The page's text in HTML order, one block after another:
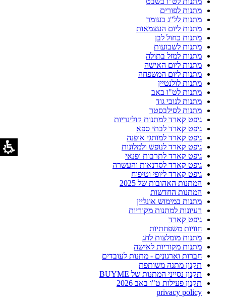
מתנות לפורים
מתנות לל"ג בעומר
מתנות ליום העצמאות
מתנות כחול לבן
מתנות לשבועות
מתנות למזל בתולה
מתנות ליום האישה
מתנות ליום המשפחה
מתנות לולנטיין
מתנות לט"ו באב
מתנות לנובי גוד
מתנות לסילבסטר
גיפט קארד למתנות קולינריות
גיפט קארד לבתי ספא
גיפט קארד למותגי אופנה
גיפט קארד לנופש ולמלונות
גיפט קארד לתרבות ופנאי
גיפט קארד לסדנאות והעשרה
גיפט קארד ליופי וטיפוח
המתנות האהובות של 2025
המתנות החדשות
מתנות במימוש אונליין
רעיונות למתנות מקוריות
גיפט קארד
חוויות משפחתיות
מתנות מומלצות לחג
מתנות מקוריות לאישה
חברות וארגונים - מתנות לעובדים
תקנון מתנה משותפת
תקנון נסייני המתנות של BUYME
תקנון פעילות ט"ו באב 2026
privacy policy